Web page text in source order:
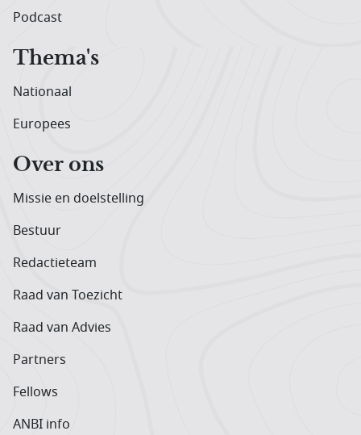
Podcast
Thema's
Nationaal
Europees
Over ons
Missie en doelstelling
Bestuur
Redactieteam
Raad van Toezicht
Raad van Advies
Partners
Fellows
ANBI info